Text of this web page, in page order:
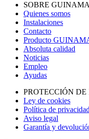
SOBRE GUINAMA
Quienes somos
Instalaciones
Contacto
Producto
Absoluta calidad
Noticias
Empleo
Ayudas
PROTECCIÓN DE
Ley de cookies
Política de privacidad
Aviso legal
Garantía y